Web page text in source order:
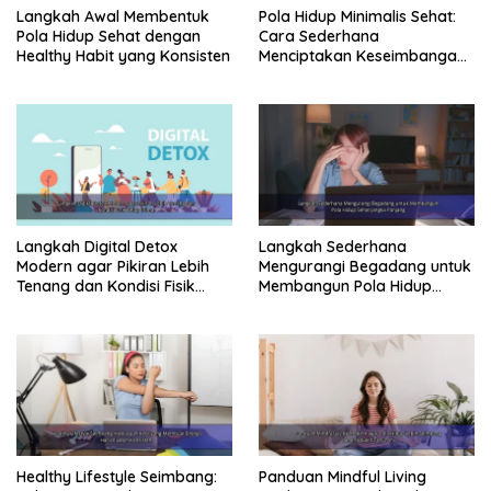
dan biksu juga menyadari pentingnya aktivitas fisik.
Jalan pagi, yoga, atau meditasi gerakan dapat
Read Also:
Mulai dari Nol! Panduan Lengkap Pola Hidup
Teratur dan Sehat ala Orang Sukses Dunia
Bukan Sulap, Bukan Sihir! Ini Cara Mengubah
Hidup Berantakan Jadi Teratur dan Disiplin
Rahasia Pola Hidup yang Teratur dan Benar:
Cara Sederhana Menjadi Lebih Sehat,
Produktif, dan Bahagia Setiap Hari!
Langkah Awal Membentuk
Pola Hidup Sehat dengan
Healthy Habit yang Konsisten
Pola Hidup Minimalis Sehat:
Cara Sederhana
Menciptakan Keseimbangan
Langkah Digital Detox
Modern agar Pikiran Lebih
Tenang dan Kondisi Fisik
Langkah Sederhana
Mengurangi Begadang untuk
Membangun Pola Hidup
Healthy Lifestyle Seimbang:
Panduan Mindful Living